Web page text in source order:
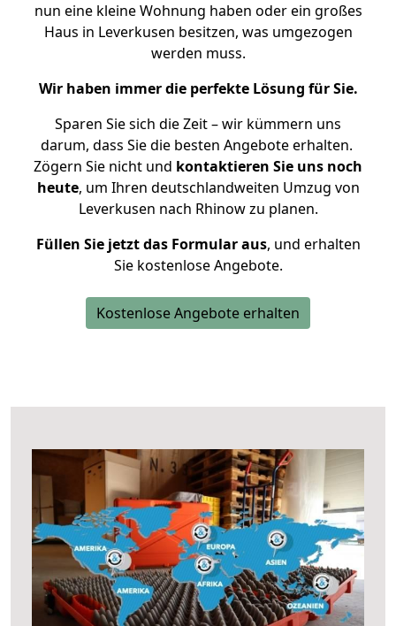
nun eine kleine Wohnung haben oder ein großes
Haus in Leverkusen besitzen, was umgezogen
werden muss.
Wir haben immer die perfekte Lösung für Sie.
Sparen Sie sich die Zeit – wir kümmern uns
darum, dass Sie die besten Angebote erhalten.
Zögern Sie nicht und kontaktieren Sie uns noch
heute, um Ihren deutschlandweiten Umzug von
Leverkusen nach Rhinow zu planen.
Füllen Sie jetzt das Formular aus, und erhalten
Sie kostenlose Angebote.
Kostenlose Angebote erhalten